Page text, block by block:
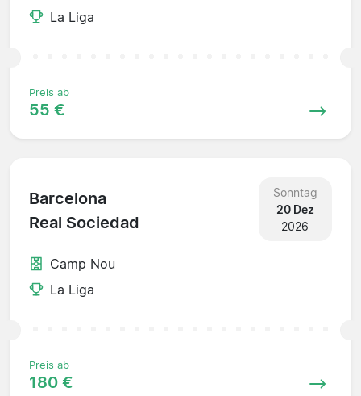
La Liga
Preis ab
55 €
Barcelona
Real Sociedad
Sonntag
20 Dez
2026
Camp Nou
La Liga
Preis ab
180 €